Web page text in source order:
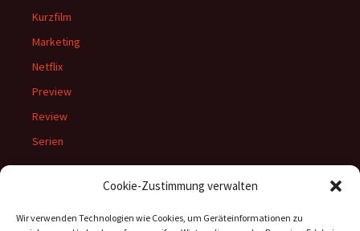
Cookie-Zustimmung verwalten
Wir verwenden Technologien wie Cookies, um Geräteinformationen zu
Kurzfilm
Marketing
Netflix
Preview
Review
Serien
Meta